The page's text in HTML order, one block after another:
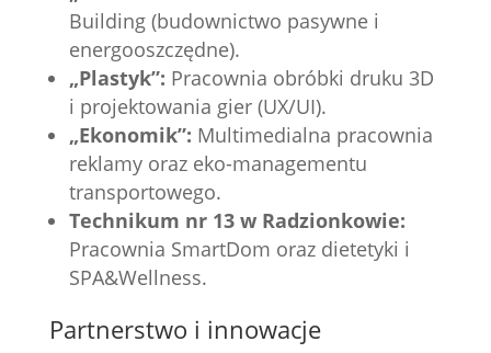
Building (budownictwo pasywne i
energooszczędne).
„Plastyk”: Pracownia obróbki druku 3D
i projektowania gier (UX/UI).
„Ekonomik”: Multimedialna pracownia
reklamy oraz eko-managementu
transportowego.
Technikum nr 13 w Radzionkowie:
Pracownia SmartDom oraz dietetyki i
SPA&Wellness.
Partnerstwo i innowacje